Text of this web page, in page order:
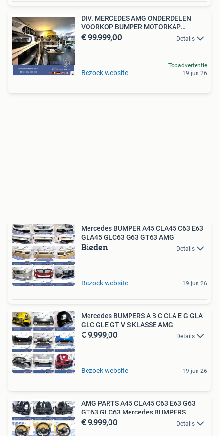
DIV. MERCEDES AMG ONDERDELEN
VOORKOP BUMPER MOTORKAP
KOPLAMP
€ 99.999,00 Details
Bezoek website
Topadvertentie
19 jun 26
Mercedes BUMPER A45 CLA45 C63 E63
GLA45 GLC63 G63 GT63 AMG
Bieden Details
Bezoek website 19 jun 26
Mercedes BUMPERS A B C CLA E G GLA
GLC GLE GT V S KLASSE AMG
€ 9.999,00 Details
Bezoek website 19 jun 26
AMG PARTS A45 CLA45 C63 E63 G63
GT63 GLC63 Mercedes BUMPERS
€ 9.999,00 Details